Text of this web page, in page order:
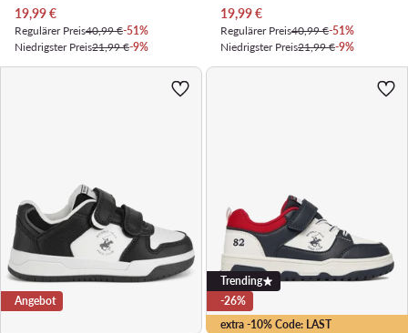
Aktueller Preis
19,99€
Regulärer Preis40,99 €-51%
Niedrigster Preis21,99 €-9%
Aktueller Preis
19,99€
Regulärer Preis40,99 €-51%
Niedrigster Preis21,99 €-9%
Angebot
extra -10% Code: LAST
Trending
-26%